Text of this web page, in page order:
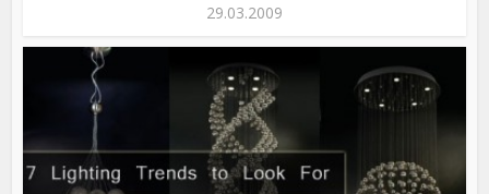
29.03.2009